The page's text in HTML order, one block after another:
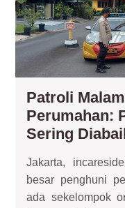
Patroli
Perumahan:
Sering
Jakarta,
besar penghuni
ada sekelompok